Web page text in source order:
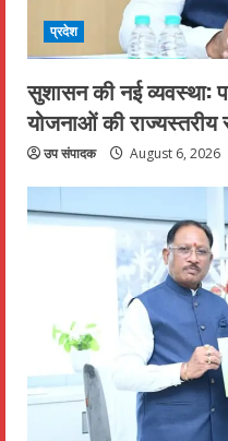
प्रदेश
सुशासन की नई व्यवस्था:
योजनाओं की राज्यस्तरीय
उप संपादक August 6, 2026